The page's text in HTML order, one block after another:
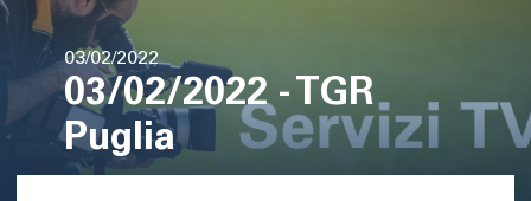
Data
di
pubblicazione
03/02/2022
03/02/2022 - TGR
Puglia